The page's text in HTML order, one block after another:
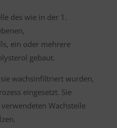
des wie in der 1.
ein oder mehrere
gebaut.
wachsinfiltriert wurden,
eingesetzt. Sie
Wachsteile